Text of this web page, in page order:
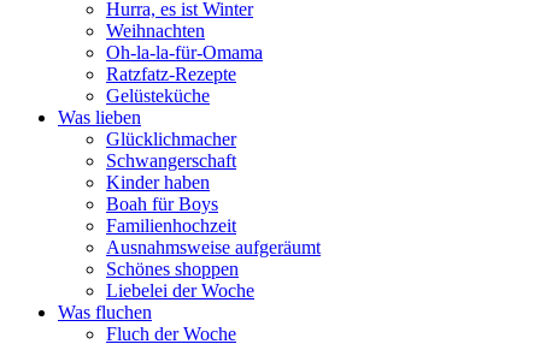
Hurra, es ist Winter
Weihnachten
Oh-la-la-für-Omama
Ratzfatz-Rezepte
Gelüsteküche
Was lieben
Glücklichmacher
Schwangerschaft
Kinder haben
Boah für Boys
Familienhochzeit
Ausnahmsweise aufgeräumt
Schönes shoppen
Liebelei der Woche
Was fluchen
Fluch der Woche